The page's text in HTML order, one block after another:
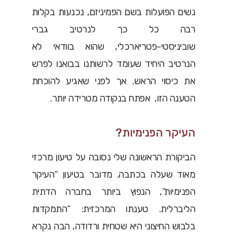
נשים הפועלות בשם הפמיניזם, נכנעות בקלות
רבה כל כך לנרטיב גברי
שוביניסטי-פטריארכלי, שהוא בוודאי לא
הנרטיב היחיד שעומד לרשותנו בבואנו לפרש
את כיסוי הראש. אך לפני שאגיע להוכחת
הטענה הזו, אפתח בנקודה מטרידה יותר.
העיקר הפנימיות?
הביקורת הראשונה שלי נסובה על טיעון מרכזי
מאוד שעלה בכתבה. מדובר בטיעון “העיקר
הפנימיות”, הנפוץ ביותר בחברה הדתית
הליברלית. טענתו המרכזית: “התמקדות
בלבוש החיצוני היא שטחית ורדודה, הבה נקרא